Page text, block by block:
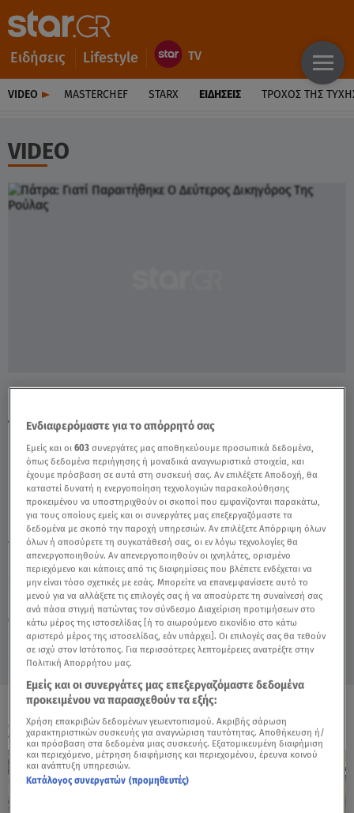
Ειδήσεις Lifestyle
VIDEO MASTERCHEF STARX ΕΙΔΉΣΕΙΣ ΤΡΟΧΌΣ ΤΗΣ
VIDEO
Κυριακή 9 Αυγούστου 2026
01.04.22, 19:49 ΕΛΛΑΔΑ
Δικηγόρος Της Ρούλας - Video
TAGS: ΡΟΥΛΑ ΠΙΣΠΙΡΙΓΚΟΥ
ΟΛΑ ΤΑ ΒΙΝΤΕΟ
Ενδιαφερόμαστε για το απόρρητό σας
Εμείς και οι603 συνεργάτες μας αποθηκεύουμε προσωπικά δεδομένα,
όπως δεδομένα περιήγησης ή μοναδικά αναγνωριστικά στοιχεία, και
έχουμε πρόσβαση σε αυτά στη συσκευή σας. Αν επιλέξετε Αποδοχή, θα
καταστεί δυνατή η ενεργοποίηση τεχνολογιών παρακολούθησης
προκειμένου να υποστηριχθούν οι σκοποί που εμφανίζονται παρακάτω,
για τους οποίους εμείς και οι συνεργάτες μας επεξεργαζόμαστε τα
δεδομένα με σκοπό την παροχή υπηρεσιών. Αν επιλέξετε Απόρριψη όλων
όλων ή αποσύρετε τη συγκατάθεσή σας, οι εν λόγω τεχνολογίες θα
απενεργοποιηθούν. Αν απενεργοποιηθούν οι ιχνηλάτες, ορισμένο
περιεχόμενο και κάποιες από τις διαφημίσεις που βλέπετε ενδέχεται να
μην είναι τόσο σχετικές με εσάς. Μπορείτε να επανεμφανίσετε αυτό το
μενού για να αλλάξετε τις επιλογές σας ή να αποσύρετε τη συναίνεσή σας
ανά πάσα στιγμή πατώντας τον σύνδεσμο Διαχείριση προτιμήσεων στο
κάτω μέρος της ιστοσελίδας [ή το αιωρούμενο εικονίδιο στο κάτω
αριστερό μέρος της ιστοσελίδας, εάν υπάρχει]. Οι επιλογές σας θα τεθούν
σε ισχύ στον Ιστότοπος. Για περισσότερες λεπτομέρειες ανατρέξτε στην
Πολιτική Απορρήτου μας.
Εμείς και οι συνεργάτες μας επεξεργαζόμαστε δεδομένα
προκειμένου να παρασχεθούν τα εξής:
Χρήση επακριβών δεδομένων γεωεντοπισμού. Ακριβής σάρωση
χαρακτηριστικών συσκευής για αναγνώριση ταυτότητας. Αποθήκευση ή/
και πρόσβαση στα δεδομένα μιας συσκευής. Εξατομικευμένη διαφήμιση
και περιεχόμενο, μέτρηση διαφήμισης και περιεχομένου, έρευνα κοινού
και ανάπτυξη υπηρεσιών.
Κατάλογος συνεργατών (προμηθευτές)